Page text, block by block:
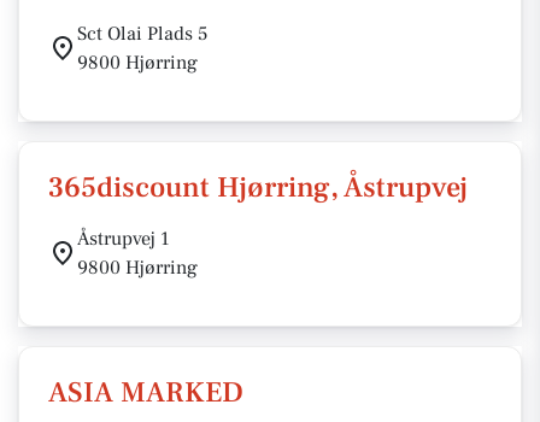
Sct Olai Plads 5
9800 Hjørring
365discount Hjørring, Åstrupvej
Åstrupvej 1
9800 Hjørring
ASIA MARKED